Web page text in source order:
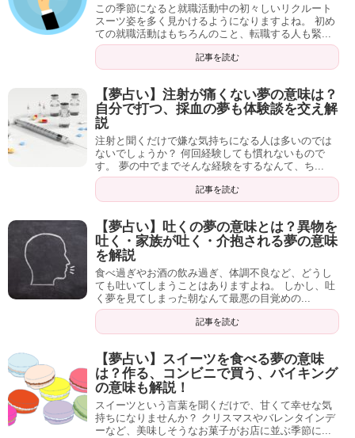
この季節になると就職活動中の初々しいリクルート
スーツ姿を多く見かけるようになりますよね。 初め
ての就職活動はもちろんのこと、転職する人も緊...
記事を読む
【夢占い】注射が痛くない夢の意味は？
自分で打つ、採血の夢も体験談を交え解
説
注射と聞くだけで嫌な気持ちになる人は多いのでは
ないでしょうか？ 何回経験しても慣れないもので
す。 夢の中でまでそんな経験をするなんて、ち...
記事を読む
【夢占い】吐くの夢の意味とは？異物を
吐く・家族が吐く・介抱される夢の意味
を解説
食べ過ぎやお酒の飲み過ぎ、体調不良など、どうし
ても吐いてしまうことはありますよね。 しかし、吐
く夢を見てしまった朝なんて最悪の目覚めの...
記事を読む
【夢占い】スイーツを食べる夢の意味
は？作る、コンビニで買う、バイキング
の意味も解説！
スイーツという言葉を聞くだけで、甘くて幸せな気
持ちになりませんか？ クリスマスやバレンタインデ
ーなど、美味しそうなお菓子がお店に並ぶ季節に...